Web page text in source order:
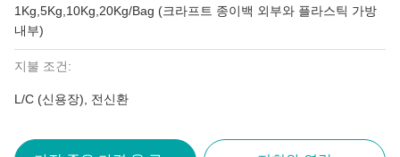
1Kg,5Kg,10Kg,20Kg/Bag (크라프트 종이백 외부와 플라스틱 가방
내부)
지불 조건:
L/C (신용장), 전신환